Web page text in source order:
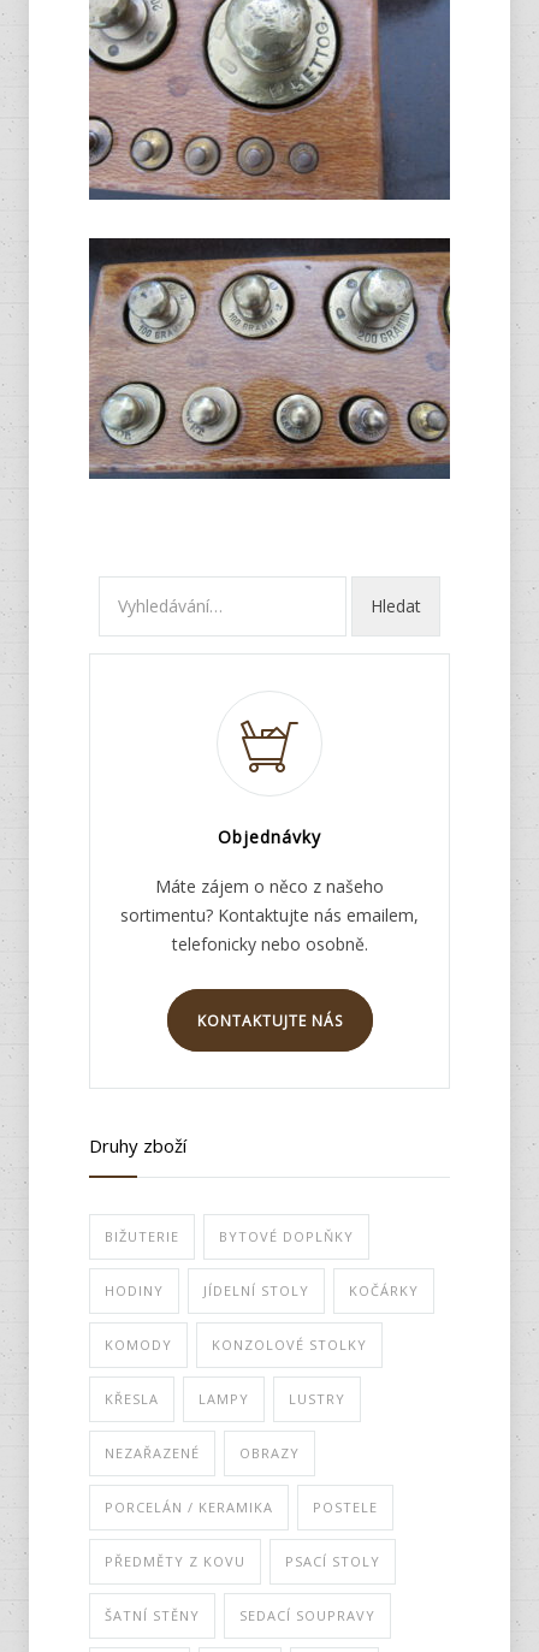
Objednávky
Máte zájem o něco z našeho
sortimentu? Kontaktujte nás emailem,
telefonicky nebo osobně.
KONTAKTUJTE NÁS
Druhy zboží
BIŽUTERIE BYTOVÉ DOPLŇKY
HODINY JÍDELNÍ STOLY KOČÁRKY
KOMODY KONZOLOVÉ STOLKY
KŘESLA LAMPY LUSTRY
NEZAŘAZENÉ OBRAZY
PORCELÁN / KERAMIKA POSTELE
PŘEDMĚTY Z KOVU PSACÍ STOLY
ŠATNÍ STĚNY SEDACÍ SOUPRAVY